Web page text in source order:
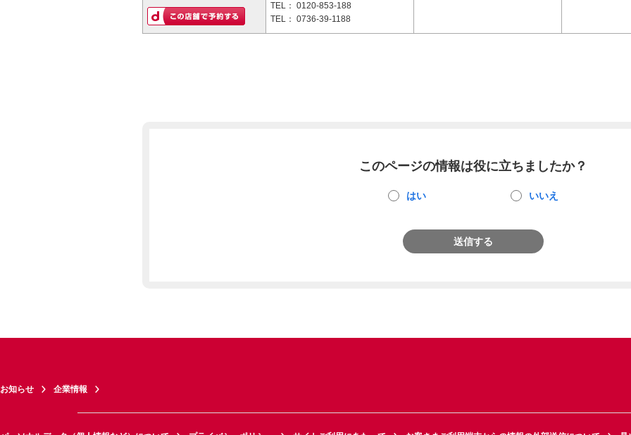
TEL： 0120-853-188
TEL： 0736-39-1188
このページの情報は役に立ちましたか？
はい いいえ
送信する
お知らせ 企業情報